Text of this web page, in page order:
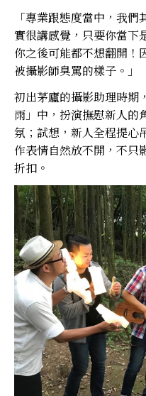
「專業跟態度當中，我
實很講感覺，只要你當下
你之後可能都不想翻開！
被攝影師臭罵的樣子。」
初出茅廬的攝影助理時期
雨」中，扮演撫慰新人的
氛；試想，新人全程提心
作表情自然放不開，不只
折扣。